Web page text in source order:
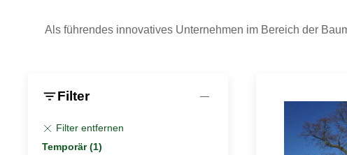
Als führendes innovatives Unternehmen im Bereich der
filter_listFilter
Filter entfernen
Temporär (1)